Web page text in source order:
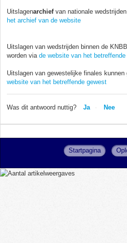
Uitslagenarchiefvan nationale
het archief van de website
Uitslagen van wedstrijden binnen de
worden via de website van het
Uitslagen van gewestelijke finales kunnen
website van het betreffende gewest
Was dit antwoord nuttig? Ja Nee
Startpagina